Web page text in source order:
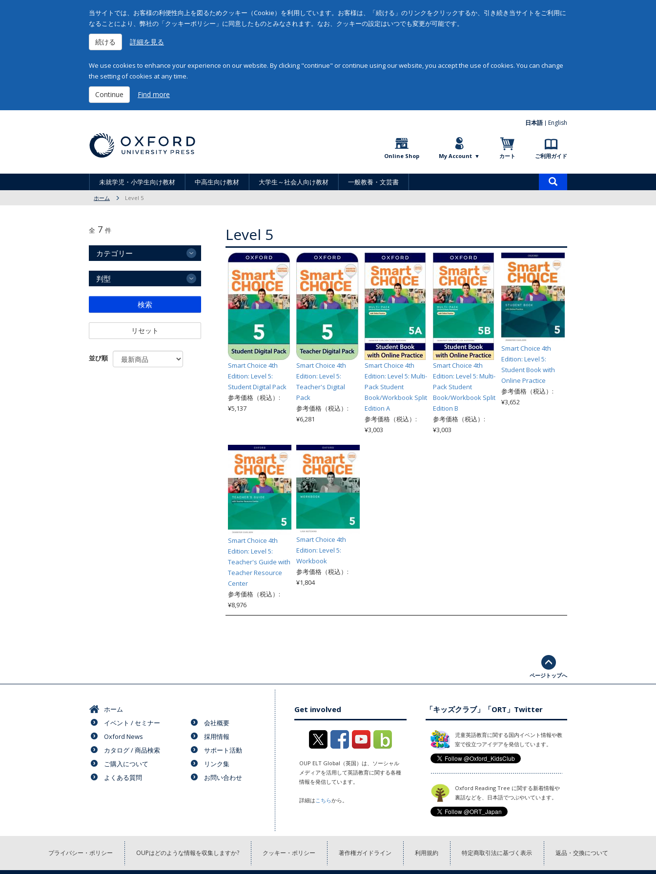
当サイトでは、お客様の利便性向上を図るためクッキー（Cookie）を利用しています。お客様は、「続ける」のリンクをクリックするか、引き続き当サイトをご利用に
なることにより、弊社の「クッキーポリシー」に同意したものとみなされます。なお、クッキーの設定はいつでも変更が可能です。
続ける 詳細を見る
We use cookies to enhance your experience on our website. By clicking "continue" or continue using our website, you accept the use of cookies. You can change
the setting of cookies at any time.
Continue Find more
日本語 English
Online Shop My Account カート ご利用ガイド
未就学児・小学生向け教材 中高生向け教材 大学生～社会人向け教材 一般教養・文芸書
ホーム Level 5
Level 5
Smart Choice 4th
Edition: Level 5:
Student Digital Pack
参考価格（税込）:
¥5,137
Smart Choice 4th
Edition: Level 5:
Teacher's Digital
Pack
参考価格（税込）:
¥6,281
Smart Choice 4th
Edition: Level 5: Multi-
Pack Student
Book/Workbook Split
Edition A
参考価格（税込）:
¥3,003
Smart Choice 4th
Edition: Level 5: Multi-
Pack Student
Book/Workbook Split
Edition B
参考価格（税込）:
¥3,003
Smart Choice 4th
Edition: Level 5:
Student Book with
Online Practice
参考価格（税込）:
¥3,652
Smart Choice 4th
Edition: Level 5:
Teacher's Guide with
Teacher Resource
Center
参考価格（税込）:
¥8,976
Smart Choice 4th
Edition: Level 5:
Workbook
参考価格（税込）:
¥1,804
全 7 件
カテゴリー
判型
検索
リセット
並び順
ページトップへ
ホーム
イベント / セミナー
Oxford News
カタログ / 商品検索
ご購入について
よくある質問
会社概要
採用情報
サポート活動
リンク集
お問い合わせ
Get involved
OUP ELT Global（英国）は、ソーシャル
メディアを活用して英語教育に関する各種
情報を発信しています。
詳細は こちらから。
「キッズクラブ」「ORT」Twitter
児童英語教育に関する国内イベント情報や教
室で役立つアイデアを発信しています。
Oxford Reading Tree に関する新着情報や
裏話などを、日本語でつぶやいています。
プライバシー・ポリシー OUPはどのような情報を収集しますか? クッキー・ポリシー 著作権ガイドライン 利用規約 特定商取引法に基づく表示 返品・交換について